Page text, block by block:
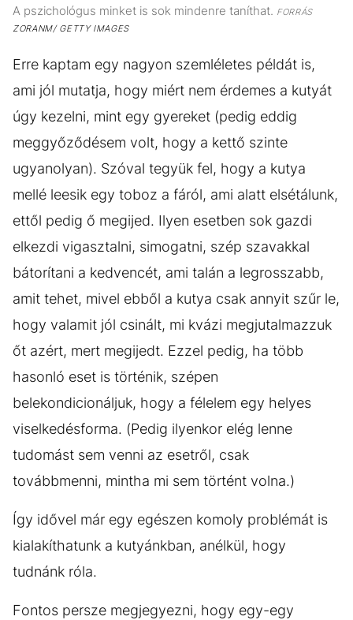
A pszichológus minket is sok mindenre taníthat. FORRÁS
ZORANM/ GETTY IMAGES
Erre kaptam egy nagyon szemléletes példát is,
ami jól mutatja, hogy miért nem érdemes a kutyát
úgy kezelni, mint egy gyereket (pedig eddig
meggyőződésem volt, hogy a kettő szinte
ugyanolyan). Szóval tegyük fel, hogy a kutya
mellé leesik egy toboz a fáról, ami alatt elsétálunk,
ettől pedig ő megijed. Ilyen esetben sok gazdi
elkezdi vigasztalni, simogatni, szép szavakkal
bátorítani a kedvencét, ami talán a legrosszabb,
amit tehet, mivel ebből a kutya csak annyit szűr le,
hogy valamit jól csinált, mi kvázi megjutalmazzuk
őt azért, mert megijedt. Ezzel pedig, ha több
hasonló eset is történik, szépen
belekondicionáljuk, hogy a félelem egy helyes
viselkedésforma. (Pedig ilyenkor elég lenne
tudomást sem venni az esetről, csak
továbbmenni, mintha mi sem történt volna.)
Így idővel már egy egészen komoly problémát is
kialakíthatunk a kutyánkban, anélkül, hogy
tudnánk róla.
Fontos persze megjegyezni, hogy egy-egy